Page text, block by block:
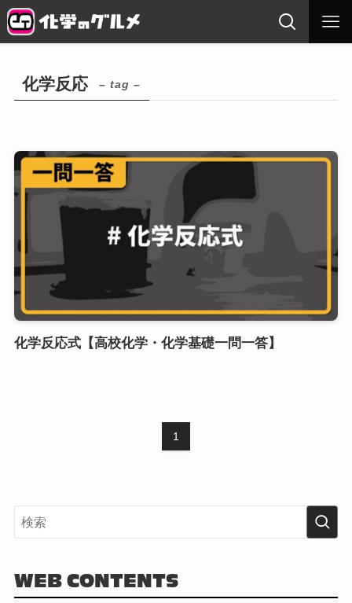
化学反応 – tag –
化学反応式【高校化学・化学基礎一問一答】
1
WEB CONTENTS